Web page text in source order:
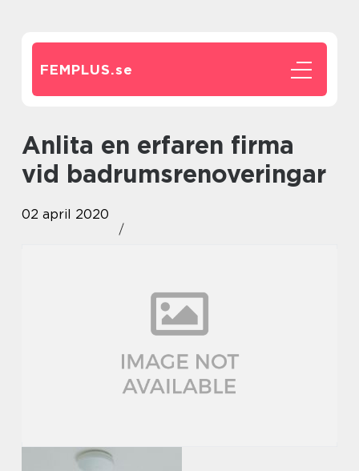
FEMPLUS.se
Anlita en erfaren firma
vid badrumsrenoveringar
02 april 2020